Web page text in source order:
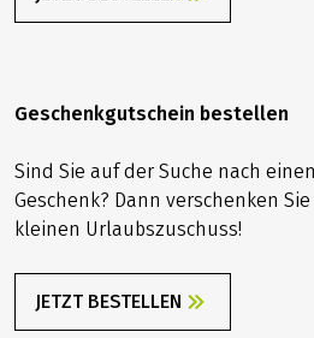
Geschenkgutschein bestellen
Sind Sie auf der Suche nach
Geschenk? Dann verschenken
kleinen Urlaubszuschuss!
JETZT BESTELLEN